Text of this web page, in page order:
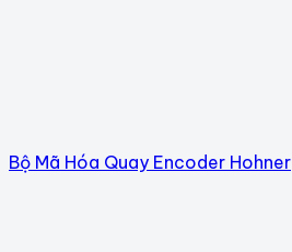
Bộ Mã Hóa Quay Encoder Hohner